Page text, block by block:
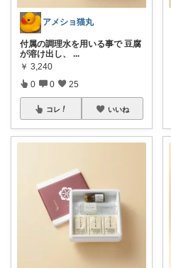
アメショ猫丸
付属の調理水を用いる事で 豆腐
が溶け出し、
...
￥ 3,240
0 0 25
コレ いいね